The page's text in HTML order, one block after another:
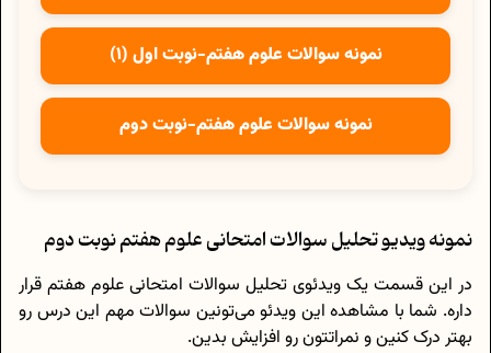
نمونه سوالات علوم هفتم-نوبت اول (1)
نمونه سوالات علوم هفتم-نوبت دوم
نمونه ویدیو تحلیل سوالات امتحانی علوم هفتم نوبت دوم
در این قسمت یک ویدئوی تحلیل سوالات امتحانی علوم هفتم قرار
داره. شما با مشاهده این ویدئو می‌تونین سوالات مهم این درس رو
بهتر درک کنین و نمراتتون رو افزایش بدین.